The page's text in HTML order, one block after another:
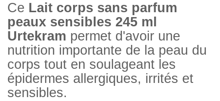
Ce Lait corps sans parfum
peaux sensibles 245 ml
Urtekram permet d'avoir une
nutrition importante de la peau du
corps tout en soulageant les
épidermes allergiques, irrités et
sensibles.